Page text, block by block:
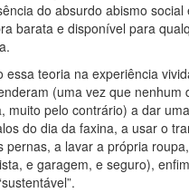
do absurdo abismo social
barata e disponível para
essa teoria na experiência
(uma vez que nenhum
muito pelo contrário) a dar
do dia da faxina, a usar o
pernas, a lavar a própria
e garagem, e seguro),